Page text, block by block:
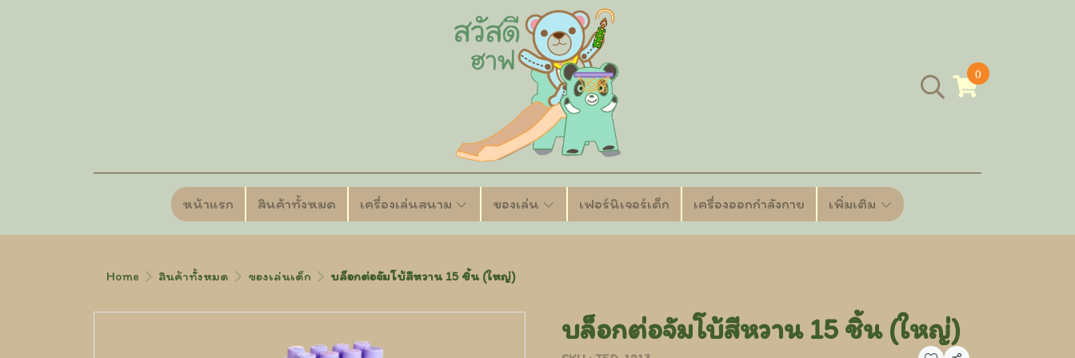
0
หน้าแรก สินค้าทั้งหมด เครื่องเล่นสนาม ของเล่น เฟอร์นิเจอร์เด็ก เครื่องออกกำลังกาย เพิ่มเติม
Home สินค้าทั้งหมด ของเล่นเด็ก บล็อกต่อจัมโบ้สีหวาน 15 ชิ้น (ใหญ่)
บล็อกต่อจัมโบ้สีหวาน 15 ชิ้น (ใหญ่)